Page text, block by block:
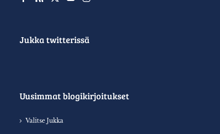
Jukka twitterissä
Uusimmat blogikirjoitukset
Valitse Jukka